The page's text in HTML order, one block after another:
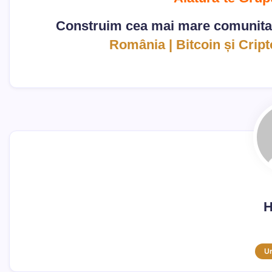
Construim cea mai mare
România | Bitcoin și